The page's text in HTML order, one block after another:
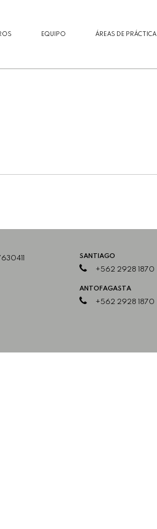
EQUIPO ÁREAS DE PRÁCTICA
SANTIAGO
+562 2928 1870
ANTOFAGASTA
+562 2928 1870